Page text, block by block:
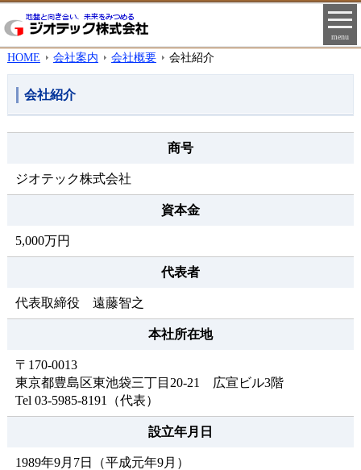
menu
HOME 会社案内 会社概要 会社紹介
会社紹介
商号
ジオテック株式会社
資本金
5,000万円
代表者
代表取締役 遠藤智之
本社所在地
〒170-0013
東京都豊島区東池袋三丁目20-21 広宣ビル3階
Tel 03-5985-8191（代表）
設立年月日
1989年9月7日（平成元年9月）